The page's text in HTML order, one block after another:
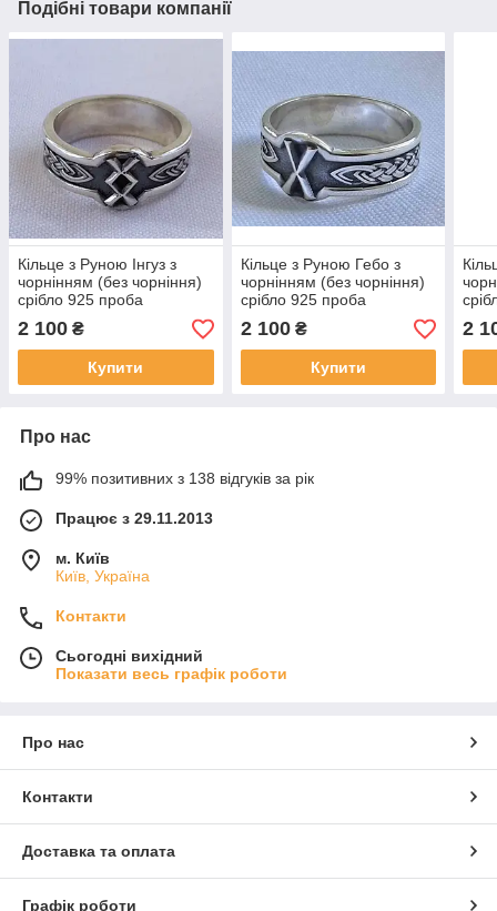
Подібні товари компанії
Кільце з Руною Інгуз з
чорнінням (без чорніння)
срібло 925 проба
2 100 ₴
Купити
Кільце з Руною Гебо з
чорнінням (без чорніння)
срібло 925 проба
2 100₴
Купити
2
Про нас
99% позитивних з 138 відгуків за рік
Працює з 29.11.2013
м. Київ
Київ, Україна
Контакти
Сьогодні вихідний
Показати весь графік роботи
Про нас
Контакти
Доставка та оплата
Графік роботи